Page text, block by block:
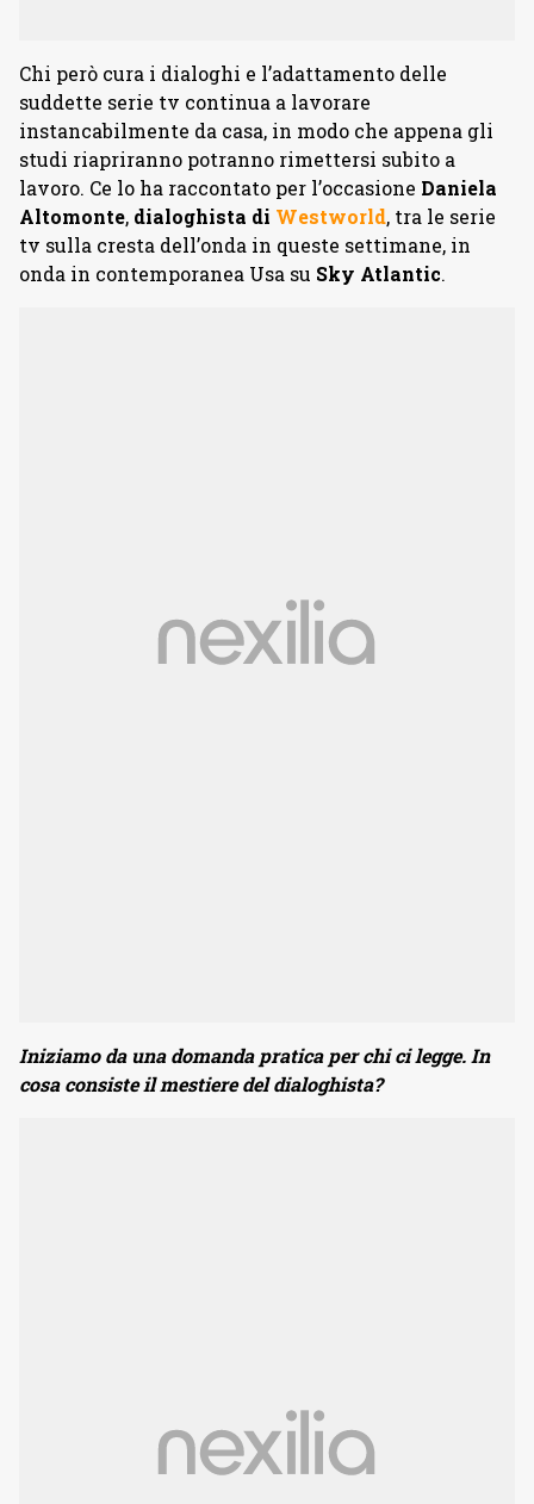
Chi però cura i dialoghi e l’adattamento delle
suddette serie tv continua a lavorare
instancabilmente da casa, in modo che appena gli
studi riapriranno potranno rimettersi subito a
lavoro. Ce lo ha raccontato per l’occasione Daniela
Altomonte, dialoghista di Westworld, tra le serie
tv sulla cresta dell’onda in queste settimane, in
onda in contemporanea Usa su Sky Atlantic.
Iniziamo da una domanda pratica per chi ci legge. In
cosa consiste il mestiere del dialoghista?